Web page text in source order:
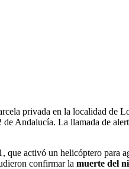
privada en la localidad de
Andalucía. La llamada de
activó un helicóptero para
confirmar la muerte del